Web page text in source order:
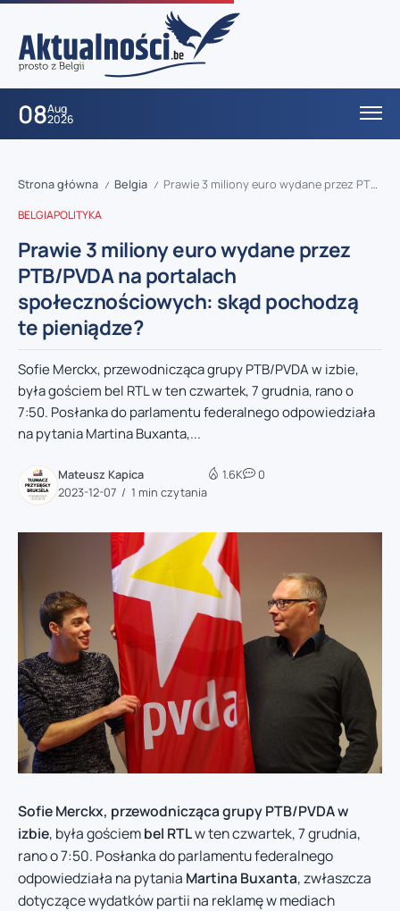
08Aug
2026
Strona główna / Belgia / Prawie 3 miliony euro wydane przez PTB/PVDA na portalach społecznościowych: skąd pochodzą te pieniądze?
BELGIAPOLITYKA
Prawie 3 miliony euro wydane przez
PTB/PVDA na portalach
społecznościowych: skąd pochodzą
te pieniądze?
Sofie Merckx, przewodnicząca grupy PTB/PVDA w izbie,
była gościem bel RTL w ten czwartek, 7 grudnia, rano o
7:50. Posłanka do parlamentu federalnego odpowiedziała
na pytania Martina Buxanta,...
Mateusz Kapica
2023-12-07
1 min czytania
1.6K 0
Sofie Merckx, przewodnicząca grupy PTB/PVDA w
izbie, była gościembel RTLw ten czwartek, 7 grudnia,
rano o 7:50. Posłanka do parlamentu federalnego
odpowiedziała na pytania Martina Buxanta, zwłaszcza
dotyczące wydatków partii na reklamę w mediach